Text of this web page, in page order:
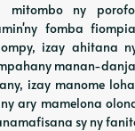
mitombo ny
fomba
izay ahitana
manan-
izay manome
ary mamelona
sy ny